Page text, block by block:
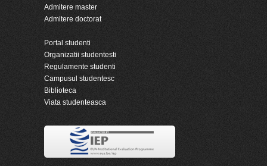
Admitere master
Admitere doctorat
Portal studenti
Organizatii studentesti
Regulamente studenti
Campusul studentesc
Biblioteca
Viata studenteasca